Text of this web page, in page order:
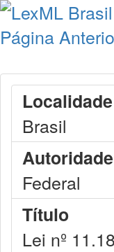
Página
Localidade
Brasil
Autoridade
Federal
Título
Lei nº